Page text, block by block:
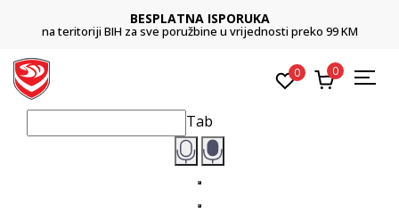
BESPLATNA ISPORUKA
na teritoriji BIH za sve poružbine u vrijednosti preko 99 KM
0 0
Tab